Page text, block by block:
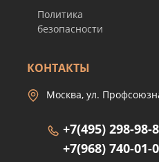
Политика
безопасности
КОНТАКТЫ
Москва, ул.
+7(495) 298-98-
+7(968) 740-01-